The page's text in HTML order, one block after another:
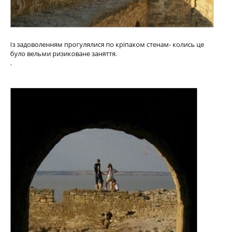
Із задоволенням прогулялися по кріпаком стенам- колись це
було вельми ризиковане заняття.
.